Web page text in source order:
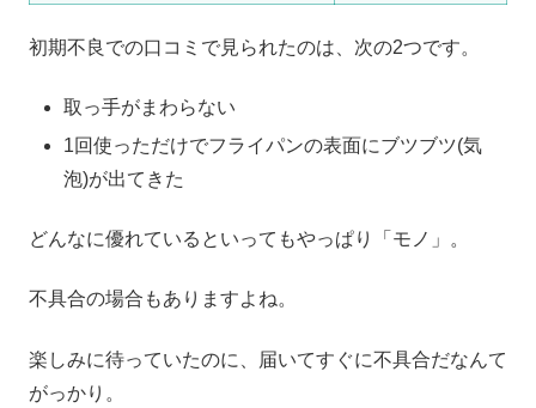
初期不良での口コミで見られたのは、次の2つです。
取っ手がまわらない
1回使っただけでフライパンの表面にブツブツ(気
泡)が出てきた
どんなに優れているといってもやっぱり「モノ」。
不具合の場合もありますよね。
楽しみに待っていたのに、届いてすぐに不具合だなんて
がっかり。